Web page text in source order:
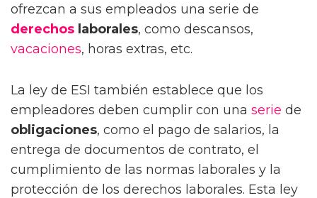
ofrezcan a sus empleados una serie de
derechos laborales, como descansos,
vacaciones, horas extras, etc.
La ley de ESI también establece que los
empleadores deben cumplir con una serie de
obligaciones, como el pago de salarios, la
entrega de documentos de contrato, el
cumplimiento de las normas laborales y la
protección de los derechos laborales. Esta ley